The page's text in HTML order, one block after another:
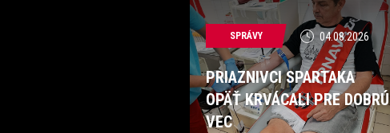
SPRÁVY 04.08.2026
PRIAZNIVCI SPARTAKA
OPÄŤ KRVÁCALI PRE DOBRÚ
VEC